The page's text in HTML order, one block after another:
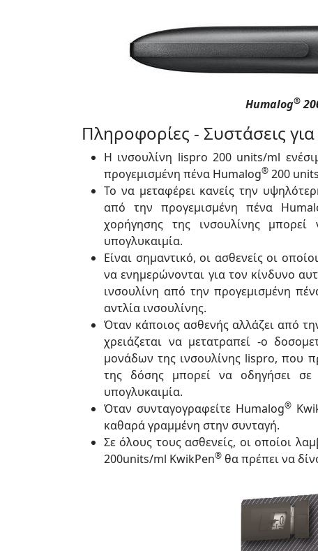
Humalog®
Πληροφορίες - Συστάσεις
Η ινσουλίνη lispro 200 units/ml
προγεμισμένη πένα Humalog® 200
Το να μεταφέρει κανείς την
από την προγεμισμένη πένα
χορήγησης της ινσουλίνης
υπογλυκαιμία.
Είναι σημαντικό, οι ασθενείς οι
να ενημερώνονται για τον κίνδυνο
ινσουλίνη από την προγεμισμένη
αντλία ινσουλίνης.
Όταν κάποιος ασθενής αλλάζει από
χρειάζεται να μετατραπεί -ο
μονάδων της ινσουλίνης lispro, που
της δόσης μπορεί να οδηγήσει
υπογλυκαιμία.
Όταν συνταγογραφείτε Humalog®
καθαρά γραμμένη στην συνταγή.
Σε όλους τους ασθενείς, οι οποίοι
200units/ml KwikPen® θα πρέπει να